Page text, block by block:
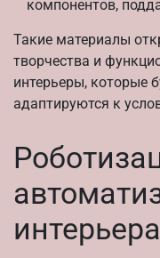
компонентов,
Такие материалы
творчества и
интерьеры, которые
адаптируются к
интерьера